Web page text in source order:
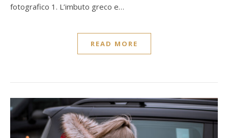
fotografico 1. L’imbuto greco e…
READ MORE